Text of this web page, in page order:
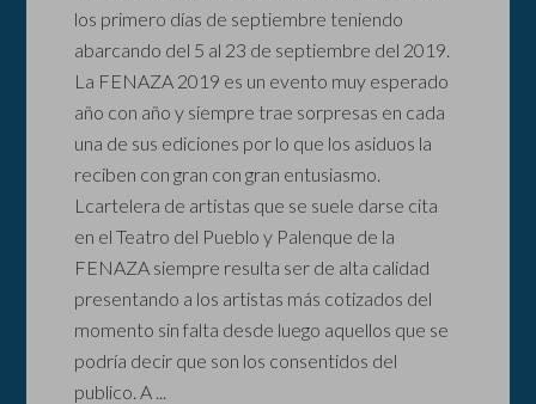
los primero días de septiembre teniendo
abarcando del 5 al 23 de septiembre del 2019.
La FENAZA 2019 es un evento muy esperado
año con año y siempre trae sorpresas en cada
una de sus ediciones por lo que los asiduos la
reciben con gran con gran entusiasmo.
Lcartelera de artistas que se suele darse cita
en el Teatro del Pueblo y Palenque de la
FENAZA siempre resulta ser de alta calidad
presentando a los artistas más cotizados del
momento sin falta desde luego aquellos que se
podría decir que son los consentidos del
publico. A ...